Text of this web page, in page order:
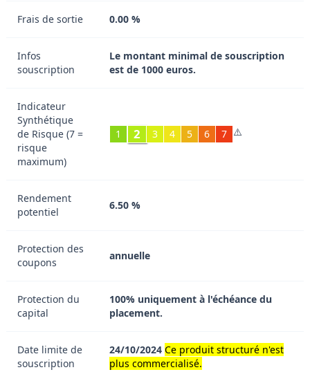
Frais de sortie 0.00 %
Infos
souscription
Le montant minimal de souscription
est de 1000 euros.
Indicateur
Synthétique
de Risque (7 =
risque
maximum)
⚠️
1 2 3 4 5 6 7
Rendement
potentiel
6.50 %
Protection des
coupons
annuelle
Protection du
capital
100% uniquement à l'échéance du
placement.
Date limite de
souscription
24/10/2024 Ce produit structuré n'est
plus commercialisé.